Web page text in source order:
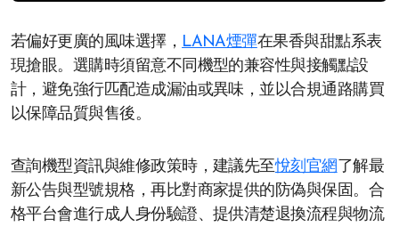
若偏好更廣的風味選擇， LANA煙彈在果香與甜點系表
現搶眼。選購時須留意不同機型的兼容性與接觸點設
計，避免強行匹配造成漏油或異味，並以合規通路購買
以保障品質與售後。
查詢機型資訊與維修政策時，建議先至悅刻官網 了解最
新公告與型號規格，再比對商家提供的防偽與保固。合
格平台會進行成人身份驗證、提供清楚退換流程與物流